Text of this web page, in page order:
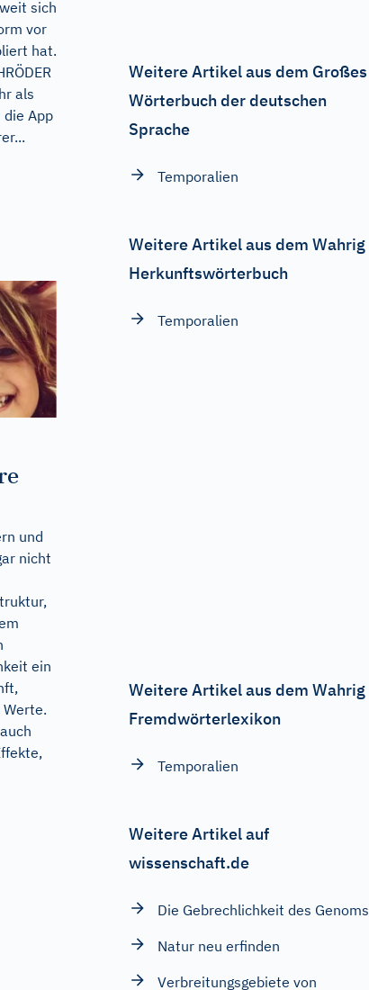
sich
vor
hat.
als
die App
und
nicht
ein
Weitere Artikel aus dem Großes
Wörterbuch der deutschen
Sprache
Temporalien
Weitere Artikel aus dem Wahrig
Herkunftswörterbuch
Temporalien
Weitere Artikel aus dem Wahrig
Fremdwörterlexikon
Temporalien
Weitere Artikel auf
wissenschaft.de
Die Gebrechlichkeit des Genoms
Natur neu erfinden
Verbreitungsgebiete von